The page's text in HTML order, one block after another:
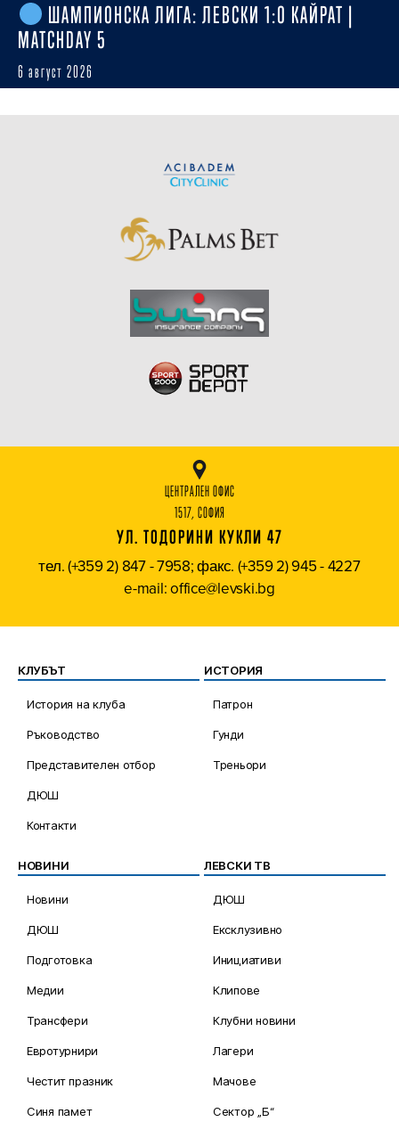
ШАМПИОНСКА ЛИГА: ЛЕВСКИ 1:0 КАЙРАТ |
MATCHDAY 5
6 август 2026
ЦЕНТРАЛЕН ОФИС
1517, СОФИЯ
УЛ. ТОДОРИНИ КУКЛИ 47
тел. (+359 2) 847 - 7958; факс. (+359 2) 945 - 4227
e-mail: office@levski.bg
КЛУБЪТ
История на клуба
Ръководство
Представителен отбор
ДЮШ
Контакти
ИСТОРИЯ
Патрон
Гунди
Треньори
НОВИНИ
Новини
ДЮШ
Подготовка
Медии
Трансфери
Евротурнири
Честит празник
Синя памет
ЛЕВСКИ ТВ
ДЮШ
Ексклузивно
Инициативи
Клипове
Клубни новини
Лагери
Мачове
Сектор „Б“